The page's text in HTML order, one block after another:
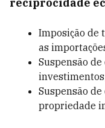
Imposição de
as
Suspensão
Suspensão
propriedade